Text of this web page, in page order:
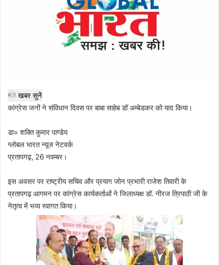
खबर सुनें
कांग्रेस जनों ने संविधान दिवस पर बाबा साहेब डॉ अम्बेडकर को याद किया।
डा० शक्ति कुमार पाण्डेय
ग्लोबल भारत न्यूज नेटवर्क
प्रतापगढ़, 26 नवम्बर।
इस अवसर पर राष्ट्रीय सचिव और प्रयाग जोन प्रभारी राजेश तिवारी के
प्रतापगढ़ आगमन पर कांग्रेस कार्यकर्ताओं ने जिलाध्यक्ष डॉ. नीरज त्रिपाठी जी के
नेतृत्व में भव्य स्वागत किया।